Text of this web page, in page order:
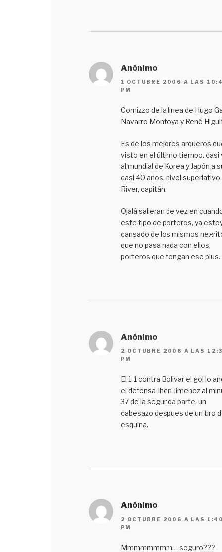
Anónimo
1 OCTUBRE 2006 A LAS
PM
Comizzo de la linea de Hugo
Navarro Montoya y René
Es de los mejores arqueros
visto en el último tiempo, casi
al mundial de Korea y Japón a
casi 40 años, nivel superlativo
River, capitán.
Ojalá salieran de vez en
este tipo de porteros, ya
cansado de los mismos
que no pasa nada con ellos,
porteros que tengan ese plus.
Anónimo
2 OCTUBRE 2006 A LAS
PM
El 1-1 contra Bolivar el gol lo
el defensa Jhon Jimenez al
37 de la segunda parte, un
cabesazo despues de un tiro
esquina.
Anónimo
2 OCTUBRE 2006 A LAS
PM
Mmmmmmmm… seguro???